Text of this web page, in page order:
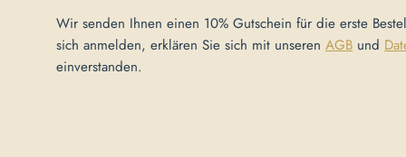
Wir senden Ihnen einen 10% Gutschein für die erste
sich anmelden, erklären Sie sich mit unseren AGB und
einverstanden.